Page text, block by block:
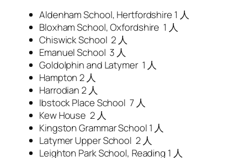
Aldenham School, Hertfordshire 1 人
Bloxham School, Oxfordshire 1 人
Chiswick School 2 人
Emanuel School 3 人
Goldolphin and Latymer 1 人
Hampton 2 人
Harrodian 2 人
Ibstock Place School 7 人
Kew House 2 人
Kingston Grammar School 1 人
Latymer Upper School 2 人
Leighton Park School, Reading 1 人